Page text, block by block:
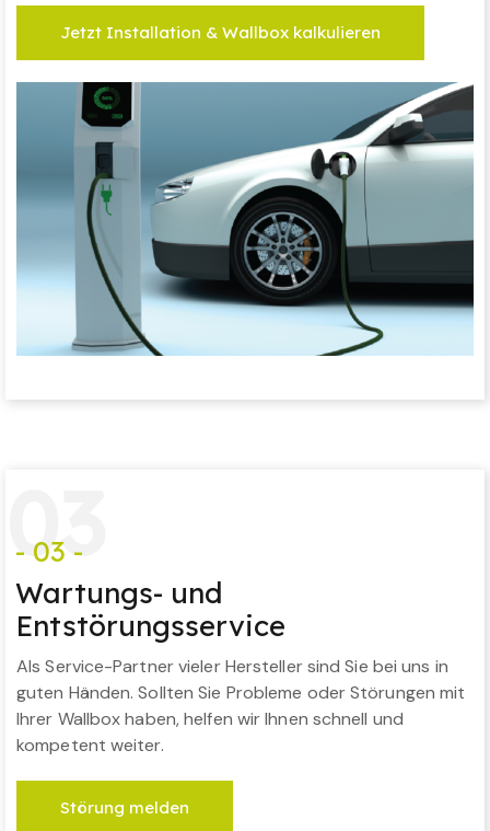
Jetzt Installation & Wallbox kalkulieren
03
- 03 -
Wartungs- und
Entstörungsservice
Als Service-Partner vieler Hersteller sind Sie bei uns in
guten Händen. Sollten Sie Probleme oder Störungen mit
Ihrer Wallbox haben, helfen wir Ihnen schnell und
kompetent weiter.
Störung melden